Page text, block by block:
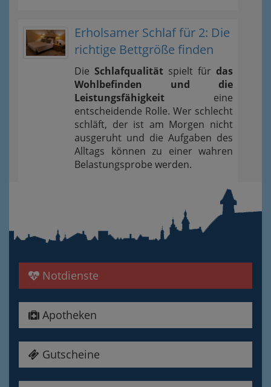
Erholsamer Schlaf für 2: Die
richtige Bettgröße finden
Die Schlafqualität spielt für das
Wohlbefinden und die
Leistungsfähigkeit eine
entscheidende Rolle. Wer schlecht
schläft, der ist am Morgen nicht
ausgeruht und die Aufgaben des
Alltags können zu einer wahren
Belastungsprobe werden.
Notdienste
Apotheken
Gutscheine